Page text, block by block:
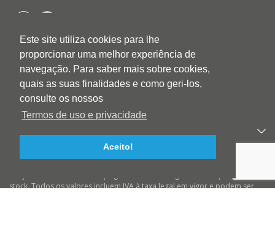
Este site utiliza cookies para lhe
proporcionar uma melhor experiência de
navegação. Para saber mais sobre cookies,
quais as suas finalidades e como geri-los,
consulte os nossos
Termos de uso e privacidade
Aceito!
QUEM SOMOS
QUALIDADE
AMBIENTE
BLOG
CONTACTOS
stock. Todos os valores incluem IVA à taxa legal em vigor e podem ser